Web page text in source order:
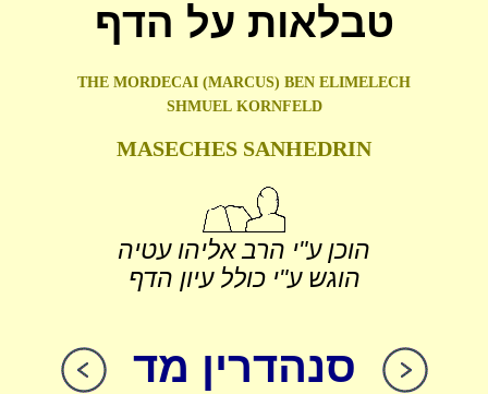
טבלאות על הדף
THE MORDECAI (MARCUS) BEN ELIMELECH
SHMUEL KORNFELD
MASECHES SANHEDRIN
הוכן ע"י הרב אליהו עטיה
הוגש ע"י כולל עיון הדף
סנהדרין מד